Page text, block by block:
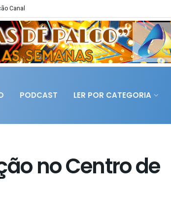
Canal
PODCAST LER POR CATEGORIA
no Centro de